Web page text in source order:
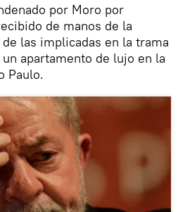
por Moro por
de manos de la
las implicadas en la trama
apartamento de lujo en la
Paulo.